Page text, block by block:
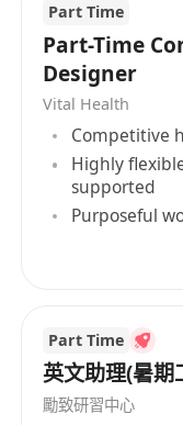
Part Time
Part-Time
Designer
Vital Health
Competitive
Highly
supported
Purposeful
Part Time
英文助理(暑期
勵致研習中心